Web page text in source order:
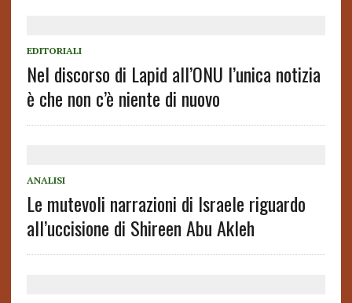
EDITORIALI
Nel discorso di Lapid all’ONU l’unica notizia
è che non c’è niente di nuovo
ANALISI
Le mutevoli narrazioni di Israele riguardo
all’uccisione di Shireen Abu Akleh